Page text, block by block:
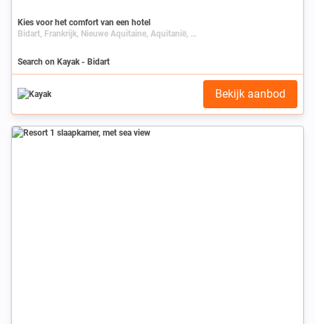
Kies voor het comfort van een hotel
Bidart, Frankrijk, Nieuwe Aquitaine, Aquitanië, Pyrénées-Atlantiques
Search on Kayak - Bidart
Bekijk aanbod